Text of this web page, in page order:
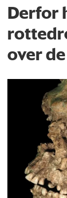
Derfor
over